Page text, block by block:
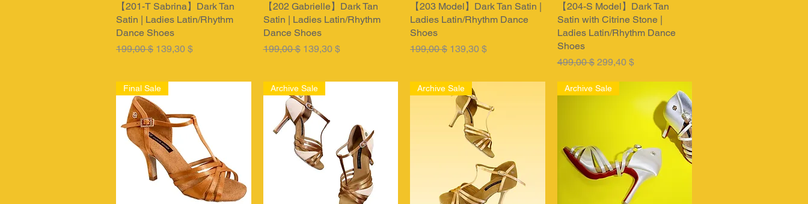
Быстрый просмотр
【201-T Sabrina】Dark Tan
Satin | Ladies Latin/Rhythm
Dance Shoes
Обычная цена
199,00 $ Цена со скидкой
139,30 $
Быстрый просмотр
【202 Gabrielle】Dark Tan
Satin | Ladies Latin/Rhythm
Dance Shoes
Обычная цена
199,00 $ Цена со скидкой
139,30 $
Быстрый просмотр
【203 Model】Dark Tan Satin |
Ladies Latin/Rhythm Dance
Shoes
Обычная цена
199,00 $ Цена со скидкой
139,30 $
Быстрый просмотр
【204-S Model】Dark Tan
Satin with Citrine Stone |
Ladies Latin/Rhythm Dance
Shoes
Обычная цена
499,00 $ Цена со скидкой
299,40 $
Final Sale Archive Sale Archive Sale Archive Sale